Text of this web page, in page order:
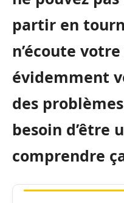
partir en
n’écoute
évidemment
des
besoin d’être
comprendre